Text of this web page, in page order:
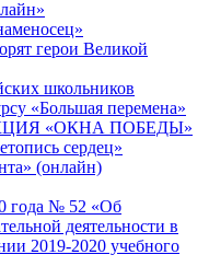
герои Великой
школьников
«Большая перемена»
«ОКНА ПОБЕДЫ»
сердец»
(онлайн)
года № 52 «Об
деятельности в
2019-2020 учебного